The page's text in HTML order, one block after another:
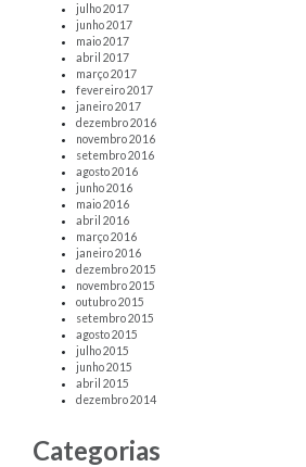
julho 2017
junho 2017
maio 2017
abril 2017
março 2017
fevereiro 2017
janeiro 2017
dezembro 2016
novembro 2016
setembro 2016
agosto 2016
junho 2016
maio 2016
abril 2016
março 2016
janeiro 2016
dezembro 2015
novembro 2015
outubro 2015
setembro 2015
agosto 2015
julho 2015
junho 2015
abril 2015
dezembro 2014
Categorias